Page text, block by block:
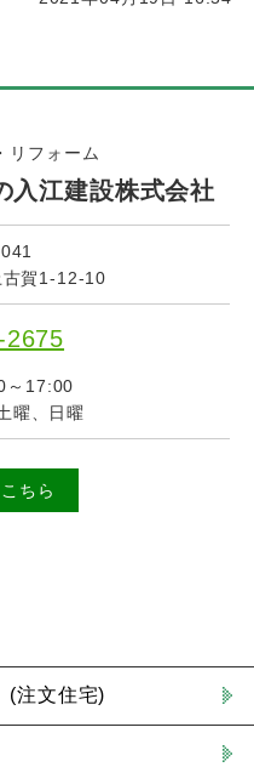
リフォーム
入江建設株式会社
古賀1-12-10
～17:00
曜、日曜
ちら
文住宅)